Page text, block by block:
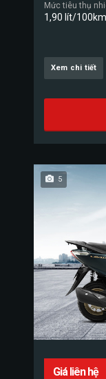
Mức tiêu thụ
1,90 lít/100km
Xem chi tiết
5
Giá liên hệ